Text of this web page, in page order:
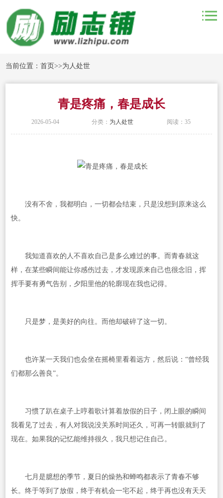
当前位置：首页>>为人处世
青是疼痛，春是成长
2026-05-04 分类： 为人处世 阅读：35
没有不舍，我都明白，一切都会结束，只是没想到原来这么
快。
我知道喜欢的人不喜欢自己是多么难过的事。而青春就这
样，在某些瞬间能让你感伤过去，才发现原来自己也很念旧，挥
挥手要有勇气告别，夕阳里他的轮廓现在我也记得。
只是梦，是美好的向往。而他却破碎了这一切。
也许某一天我们也会坐在摇椅里看着远方，然后说：“曾经我
们都那么善良”。
习惯了趴在桌子上哼着歌计算着放假的日子，闭上眼的瞬间
我看见了过去，有人对我说没关系时间还久，可再一转眼就到了
现在。如果我的记忆能维持很久，我只想记住自己。
七月是臆想的季节，夏日的燥热和蝉鸣都表示了青春不够
长。终于等到了放假，终于有机会一宅不起，终于再也没有天天